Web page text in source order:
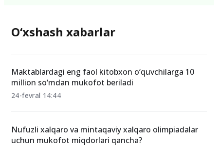
O‘xshash xabarlar
Maktablardagi eng faol kitobxon o‘quvchilarga 10
million so‘mdan mukofot beriladi
24-fevral 14:44
Nufuzli xalqaro va mintaqaviy xalqaro olimpiadalar
uchun mukofot miqdorlari qancha?